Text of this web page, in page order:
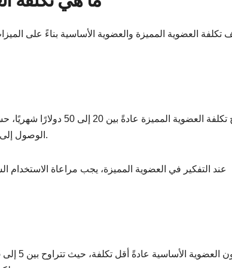
تكلفة العضوية المميزة والعضوية الأساسية بناءً على
تتراوح تكلفة العضوية
الوصول إلى محتوى حصري، دعم فني متميز، وخصومات على خدمات إضافية.
عند التفكير في العضوية المميزة، يجب مراعاة